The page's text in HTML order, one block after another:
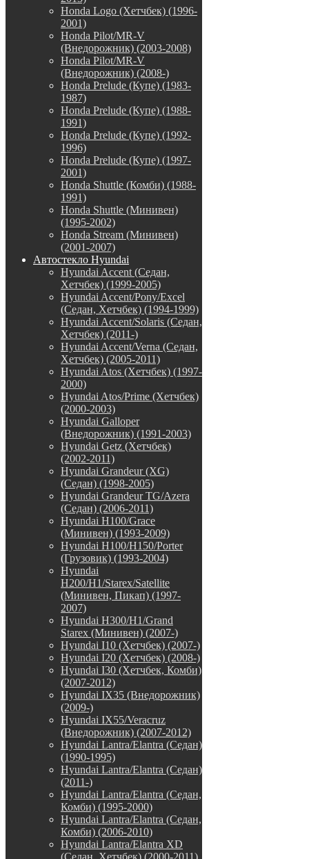
Honda Logo (Хетчбек) (1996-
2001)
Honda Pilot/MR-V
(Внедорожник) (2003-2008)
Honda Pilot/MR-V
(Внедорожник) (2008-)
Honda Prelude (Купе) (1983-
1987)
Honda Prelude (Купе) (1988-
1991)
Honda Prelude (Купе) (1992-
1996)
Honda Prelude (Купе) (1997-
2001)
Honda Shuttle (Комби) (1988-
1991)
Honda Shuttle (Минивен)
(1995-2002)
Honda Stream (Минивен)
(2001-2007)
Автостекло Hyundai
Hyundai Accent (Седан,
Хетчбек) (1999-2005)
Hyundai Accent/Pony/Excel
(Седан, Хетчбек) (1994-1999)
Hyundai Accent/Solaris (Седан,
Хетчбек) (2011-)
Hyundai Accent/Verna (Седан,
Хетчбек) (2005-2011)
Hyundai Atos (Хетчбек) (1997-
2000)
Hyundai Atos/Prime (Хетчбек)
(2000-2003)
Hyundai Galloper
(Внедорожник) (1991-2003)
Hyundai Getz (Хетчбек)
(2002-2011)
Hyundai Grandeur (XG)
(Седан) (1998-2005)
Hyundai Grandeur TG/Azera
(Седан) (2006-2011)
Hyundai H100/Grace
(Минивен) (1993-2009)
Hyundai H100/H150/Porter
(Грузовик) (1993-2004)
Hyundai
H200/H1/Starex/Satellite
(Минивен, Пикап) (1997-
2007)
Hyundai H300/H1/Grand
Starex (Минивен) (2007-)
Hyundai I10 (Хетчбек) (2007-)
Hyundai I20 (Хетчбек) (2008-)
Hyundai I30 (Хетчбек, Комби)
(2007-2012)
Hyundai IX35 (Внедорожник)
(2009-)
Hyundai IX55/Veracruz
(Внедорожник) (2007-2012)
Hyundai Lantra/Elantra (Седан)
(1990-1995)
Hyundai Lantra/Elantra (Седан)
(2011-)
Hyundai Lantra/Elantra (Седан,
Комби) (1995-2000)
Hyundai Lantra/Elantra (Седан,
Комби) (2006-2010)
Hyundai Lantra/Elantra XD
(Седан, Хетчбек) (2000-2011)